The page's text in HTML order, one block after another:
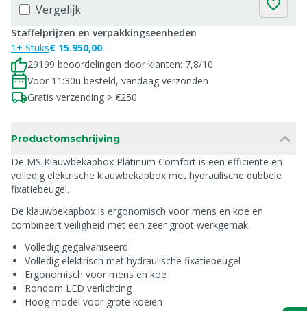
Vergelijk
Staffelprijzen en verpakkingseenheden
1+ Stuks€ 15.950,00
29199 beoordelingen door klanten: 7,8/10
Voor 11:30u besteld, vandaag verzonden
Gratis verzending > €250
Productomschrijving
De MS Klauwbekapbox Platinum Comfort is een efficiënte en
volledig elektrische klauwbekapbox met hydraulische dubbele
fixatiebeugel.
De klauwbekapbox is ergonomisch voor mens en koe en
combineert veiligheid met een zeer groot werkgemak.
Volledig gegalvaniseerd
Volledig elektrisch met hydraulische fixatiebeugel
Ergonomisch voor mens en koe
Rondom LED verlichting
Hoog model voor grote koeien